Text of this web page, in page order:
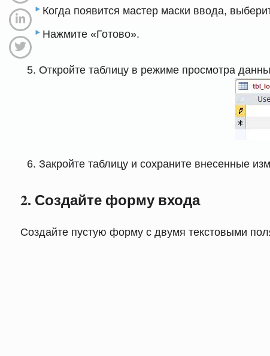
Когда появится мастер маски ввода,
Нажмите «Готово».
Откройте таблицу в режиме просмотра
Закройте таблицу и сохраните внесенные
2. Создайте форму входа
Создайте пустую форму с двумя текстовыми